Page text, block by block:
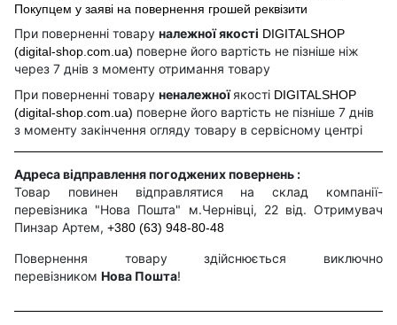
Покупцем у заяві на повернення грошей реквізити
При поверненні товару належної якості DIGITALSHOP
(digital-shop.com.ua) поверне його вартість не пізніше ніж
через 7 днів з моменту отримання товару
При поверненні товару неналежноїякості DIGITALSHOP
(digital-shop.com.ua) поверне його вартість не пізніше 7 днів
з моменту закінчення огляду товару в сервісному центрі
Адреса відправлення погоджених повернень :
Товар повинен відправлятися на склад компанії-
перевізника "Нова Пошта" м.Чернівці, 22 від. Отримувач
Пинзар Артем, +380 (63) 948-80-48
Повернення товару здійснюється виключно
перевізником Нова Пошта!